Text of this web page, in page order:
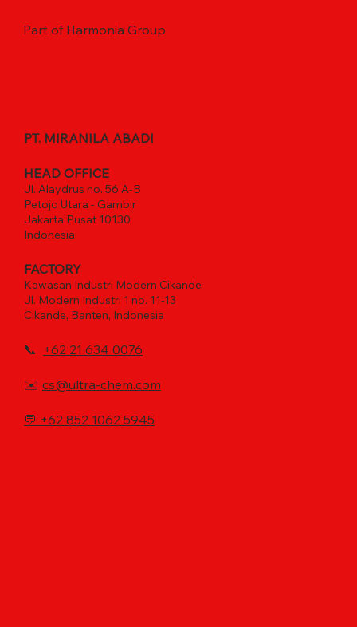
Part of Harmonia Group
PT. MIRANILA ABADI
HEAD OFFICE
Jl. Alaydrus no. 56 A-B
Petojo Utara - Gambir
Jakarta Pusat 10130
Indonesia
FACTORY
Kawasan Industri Modern Cikande
Jl. Modern Industri 1 no. 11-13
Cikande, Banten, Indonesia
📞 +62 21 634 0076
✉️ cs@ultra-chem.com
💬 +62 852 1062 5945